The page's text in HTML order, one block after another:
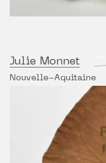
Julie Monnet
Nouvelle-Aquitaine